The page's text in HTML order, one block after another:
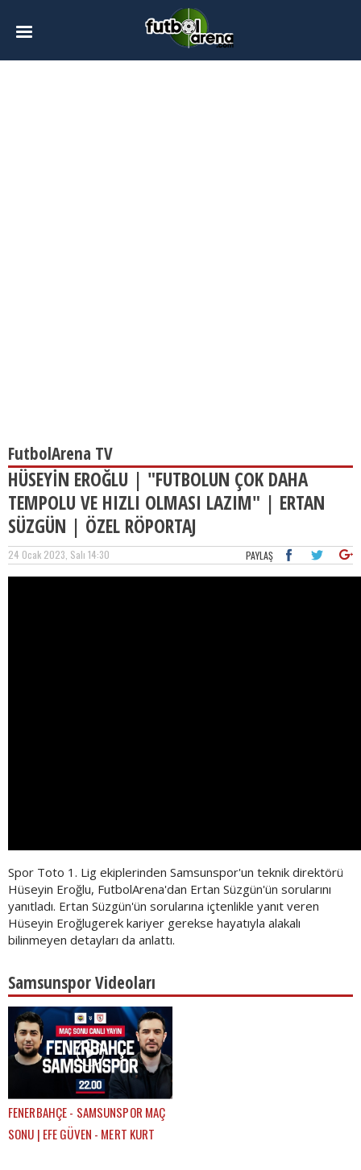
FutbolArena TV
HÜSEYİN EROĞLU | "FUTBOLUN ÇOK DAHA
TEMPOLU VE HIZLI OLMASI LAZIM" | ERTAN
SÜZGÜN | ÖZEL RÖPORTAJ
24 Ocak 2023, Salı 14:30 PAYLAŞ
Spor Toto 1. Lig ekiplerinden Samsunspor'un teknik direktörü
Hüseyin Eroğlu, FutbolArena'dan Ertan Süzgün'ün sorularını
yanıtladı. Ertan Süzgün'ün sorularına içtenlikle yanıt veren
Hüseyin Eroğlugerek kariyer gerekse hayatıyla alakalı
bilinmeyen detayları da anlattı.
Samsunspor Videoları
FENERBAHÇE - SAMSUNSPOR MAÇ
SONU | EFE GÜVEN - MERT KURT